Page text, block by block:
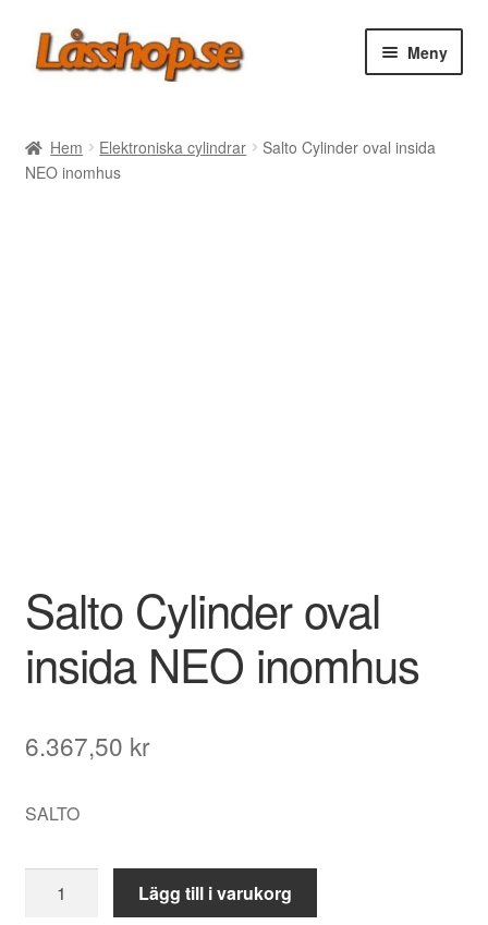
Hoppa
till
Hoppa
till
Meny
Rea
Hem Elektroniska cylindrar
Salto Cylinder oval insida
NEO inomhus
Salto Cylinder oval
insida NEO inomhus
6.367,50 kr
SALTO
Cylinder
Lägg till i varukorg